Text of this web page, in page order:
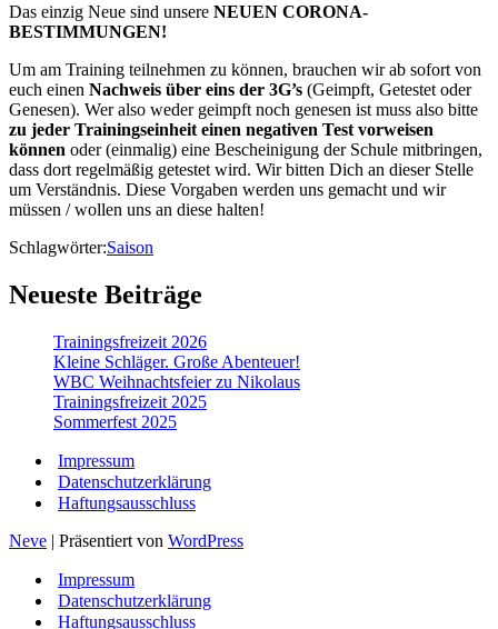
Das einzig Neue sind unsere NEUEN CORONA-
BESTIMMUNGEN!
Um am Training teilnehmen zu können, brauchen wir ab sofort von
euch einen Nachweis über eins der 3G’s (Geimpft, Getestet oder
Genesen). Wer also weder geimpft noch genesen ist muss also bitte
zu jeder Trainingseinheit einen negativen Test vorweisen
können oder (einmalig) eine Bescheinigung der Schule mitbringen,
dass dort regelmäßig getestet wird. Wir bitten Dich an dieser Stelle
um Verständnis. Diese Vorgaben werden uns gemacht und wir
müssen / wollen uns an diese halten!
Schlagwörter:Saison
Neueste Beiträge
Trainingsfreizeit 2026
Kleine Schläger. Große Abenteuer!
WBC Weihnachtsfeier zu Nikolaus
Trainingsfreizeit 2025
Sommerfest 2025
Impressum
Datenschutzerklärung
Haftungsausschluss
Neve | Präsentiert von WordPress
Impressum
Datenschutzerklärung
Haftungsausschluss